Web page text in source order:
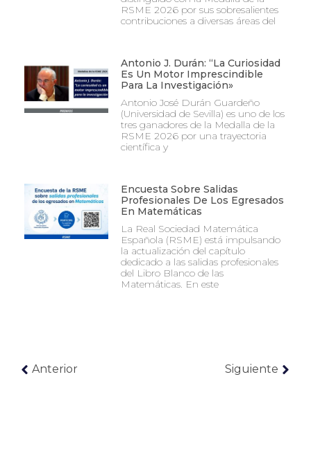
RSME 2026 por sus sobresalientes
contribuciones a diversas áreas del
Antonio J. Durán: “La Curiosidad
Es Un Motor Imprescindible
Para La Investigación»
Antonio José Durán Guardeño
(Universidad de Sevilla) es uno de los
tres ganadores de la Medalla de la
RSME 2026 por una trayectoria
científica y
Encuesta Sobre Salidas
Profesionales De Los Egresados
En Matemáticas
La Real Sociedad Matemática
Española (RSME) está impulsando
la actualización del capítulo
dedicado a las salidas profesionales
del Libro Blanco de las
Matemáticas. En este
Anterior Siguiente